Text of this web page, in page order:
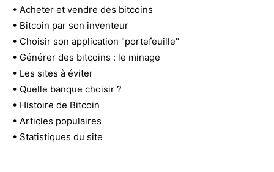
• Acheter et vendre des bitcoins
• Bitcoin par son inventeur
• Choisir son application "portefeuille"
• Générer des bitcoins : le minage
• Les sites à éviter
• Quelle banque choisir ?
• Histoire de Bitcoin
• Articles populaires
• Statistiques du site